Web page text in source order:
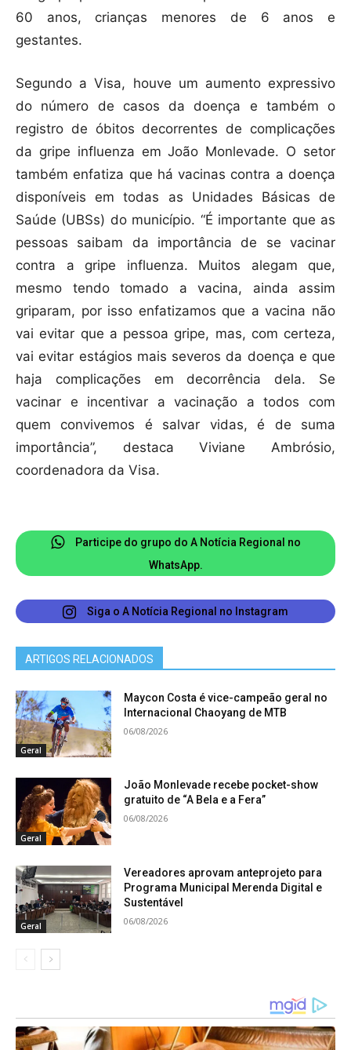
60 anos, crianças menores de 6 anos e
gestantes.
Segundo a Visa, houve um aumento expressivo
do número de casos da doença e também o
registro de óbitos decorrentes de complicações
da gripe influenza em João Monlevade. O setor
também enfatiza que há vacinas contra a doença
disponíveis em todas as Unidades Básicas de
Saúde (UBSs) do município. “É importante que as
pessoas saibam da importância de se vacinar
contra a gripe influenza. Muitos alegam que,
mesmo tendo tomado a vacina, ainda assim
griparam, por isso enfatizamos que a vacina não
vai evitar que a pessoa gripe, mas, com certeza,
vai evitar estágios mais severos da doença e que
haja complicações em decorrência dela. Se
vacinar e incentivar a vacinação a todos com
quem convivemos é salvar vidas, é de suma
importância”, destaca Viviane Ambrósio,
coordenadora da Visa.
Participe do grupo do A Notícia Regional no
WhatsApp.
Siga o A Notícia Regional no Instagram
ARTIGOS RELACIONADOS
Geral
Maycon Costa é vice-campeão geral no
Internacional Chaoyang de MTB
06/08/2026
Geral
João Monlevade recebe pocket-show
gratuito de “A Bela e a Fera”
06/08/2026
Geral
Vereadores aprovam anteprojeto para
Programa Municipal Merenda Digital e
Sustentável
06/08/2026